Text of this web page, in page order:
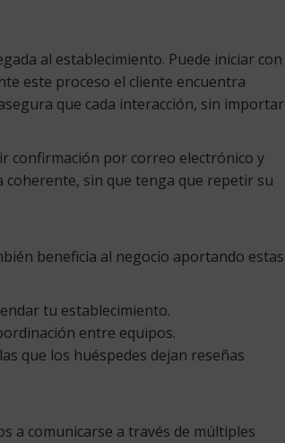
al establecimiento. Puede iniciar con
este proceso el cliente encuentra
que cada interacción, sin importar
confirmación por correo electrónico y
coherente, sin que tenga que repetir su
beneficia al negocio aportando estas
tu establecimiento.
entre equipos.
que los huéspedes dejan reseñas
a comunicarse a través de múltiples